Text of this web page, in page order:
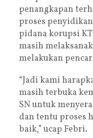
penangkapan
proses
pidana korupsi
masih
melakukan
“Jadi kami
masih terbuka
SN untuk
dan tentu proses
baik,” ucap Febri.